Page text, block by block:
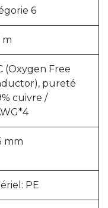
6
m
(Oxygen Free
pureté
cuivre /
mm
PE